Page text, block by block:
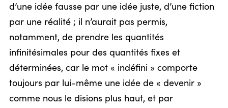
d’une idée fausse par une idée juste, d’une fiction
par une réalité ; il n’aurait pas permis,
notamment, de prendre les quantités
infinitésimales pour des quantités fixes et
déterminées, car le mot « indéfini » comporte
toujours par lui-même une idée de « devenir »
comme nous le disions plus haut, et par